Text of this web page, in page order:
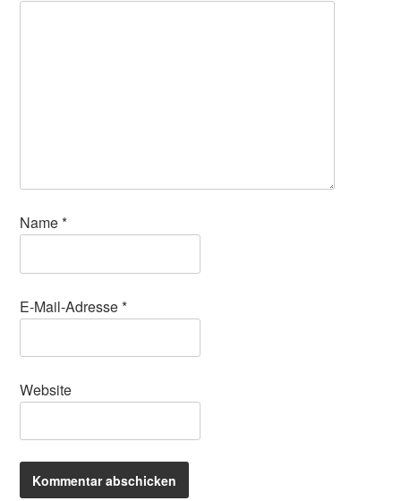
Name*
E-Mail-Adresse*
Website